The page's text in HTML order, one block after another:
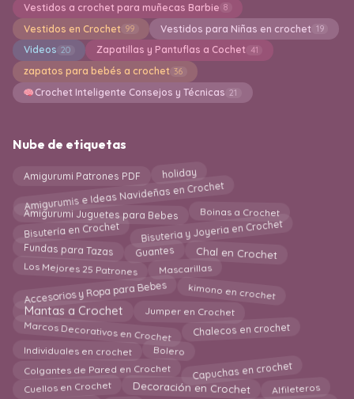
Vestidos a crochet para muñecas Barbie 8
Vestidos en Crochet 99 Vestidos para Niñas en crochet 19
Videos 20 Zapatillas y Pantuflas a Cochet 41
zapatos para bebés a crochet 36
Crochet Inteligente Consejos y Técnicas 21
Nube de etiquetas
Amigurumi Patrones PDF holiday
Amigurumis e Ideas Navideñas en Crochet
Amigurumi Juguetes para Bebes Boinas a Crochet
Bisutería en Crochet Bisuteria y Joyeria en Crochet
Fundas para Tazas Guantes Chal en Crochet
Los Mejores 25 Patrones Mascarillas
Accesorios y Ropa para Bebes kimono en crochet
Mantas a Crochet Jumper en Crochet
Marcos Decorativos en Crochet Chalecos en crochet
Individuales en crochet Bolero
Colgantes de Pared en Crochet Capuchas en crochet
Cuellos en Crochet Decoración en Crochet Alfileteros